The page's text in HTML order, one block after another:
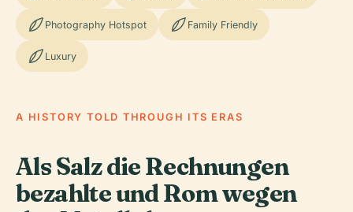
Photography Hotspot Family Friendly
Luxury
A HISTORY TOLD THROUGH ITS ERAS
Als Salz die Rechnungen
bezahlte und Rom wegen